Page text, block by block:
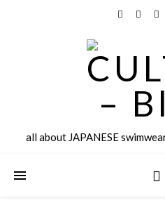
all about JAPANESE